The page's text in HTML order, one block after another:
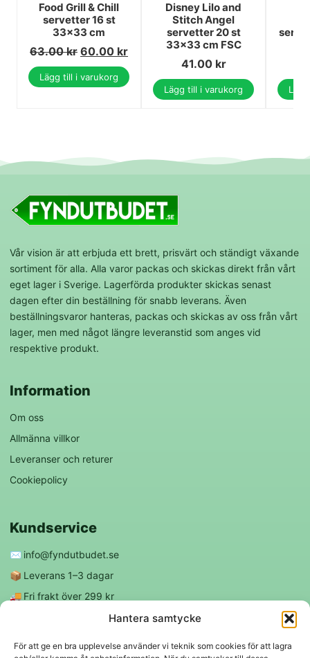
Hantera samtycke
För att ge en bra upplevelse använder vi teknik som cookies för att lagra
Food Grill & Chill
servetter 16 st
33x33 cm
63.00kr 60.00 kr
Lägg till i varukorg
Disney Lilo and
Stitch Angel
servetter 20 st
33x33 cm FSC
41.00 kr
Lägg till i varukorg
Vår vision är att erbjuda ett brett, prisvärt och ständigt växande
sortiment för alla. Alla varor packas och skickas direkt från vårt
eget lager i Sverige. Lagerförda produkter skickas senast
dagen efter din beställning för snabb leverans. Även
beställningsvaror hanteras, packas och skickas av oss från vårt
lager, men med något längre leveranstid som anges vid
respektive produkt.
Information
Om oss
Allmänna villkor
Leveranser och returer
Cookiepolicy
Kundservice
✉️ info@fyndutbudet.se
📦 Leverans 1–3 dagar
🚚 Fri frakt över 299 kr